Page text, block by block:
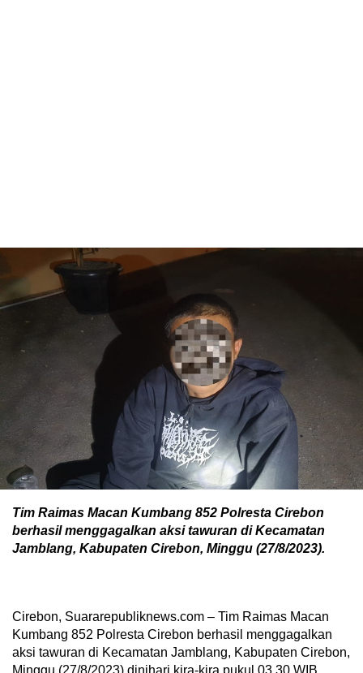
Tim Raimas Macan Kumbang 852 Polresta Cirebon
berhasil menggagalkan aksi tawuran di Kecamatan
Jamblang, Kabupaten Cirebon, Minggu (27/8/2023).
Cirebon, Suararepubliknews.com – Tim Raimas Macan
Kumbang 852 Polresta Cirebon berhasil menggagalkan
aksi tawuran di Kecamatan Jamblang, Kabupaten Cirebon,